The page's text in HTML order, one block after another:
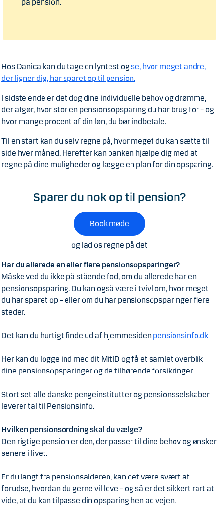
på pension.
Hos Danica kan du tage en lyntest og se, hvor meget andre,
der ligner dig, har sparet op til pension.
I sidste ende er det dog dine individuelle behov og drømme,
der afgør, hvor stor en pensionsopsparing du har brug for – og
hvor mange procent af din løn, du bør indbetale.
Til en start kan du selv regne på, hvor meget du kan sætte til
side hver måned. Herefter kan banken hjælpe dig med at
regne på dine muligheder og lægge en plan for din opsparing.
Sparer du nok op til pension?
Book møde
og lad os regne på det
Har du allerede en eller flere pensionsopsparinger?
Måske ved du ikke på stående fod, om du allerede har en
pensionsopsparing. Du kan også være i tvivl om, hvor meget
du har sparet op – eller om du har pensionsopsparinger flere
steder.
Det kan du hurtigt finde ud af hjemmesiden pensionsinfo.dk
Her kan du logge ind med dit MitID og få et samlet overblik
dine pensionsopsparinger og de tilhørende forsikringer.
Stort set alle danske pengeinstitutter og pensionsselskaber
leverer tal til Pensionsinfo.
Hvilken pensionsordning skal du vælge?
Den rigtige pension er den, der passer til dine behov og ønsker
senere i livet.
Er du langt fra pensionsalderen, kan det være svært at
forudse, hvordan du gerne vil leve – og så er det sikkert rart at
vide, at du kan tilpasse din opsparing hen ad vejen.